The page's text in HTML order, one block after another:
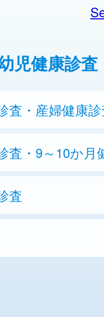
児健康診査
査・産婦健康
査・9～10か月
査